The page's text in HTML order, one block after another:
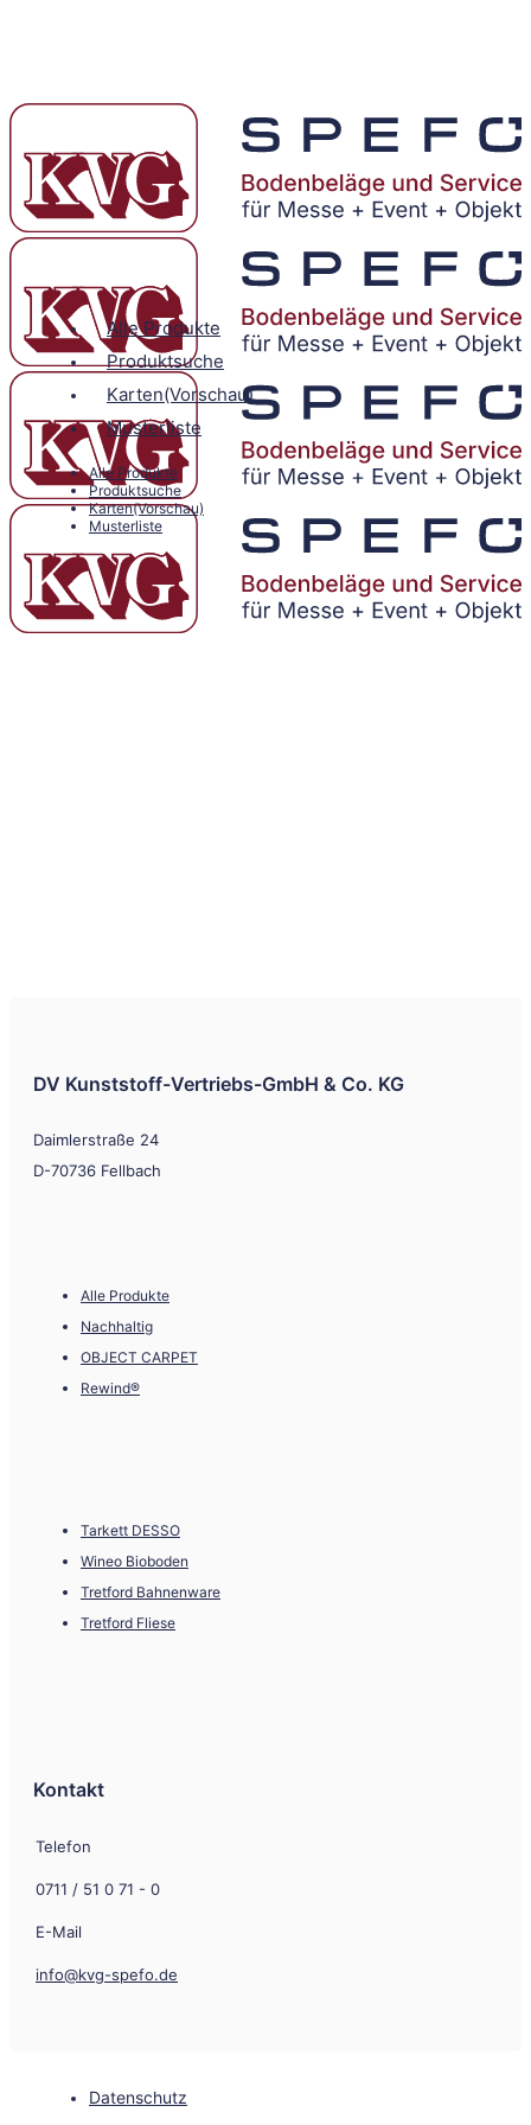
Alle Produkte
Produktsuche
Karten(Vorschau)
Musterliste
Alle Produkte
Produktsuche
Karten(Vorschau)
Musterliste
DV Kunststoff-Vertriebs-GmbH & Co. KG
Daimlerstraße 24
D-70736 Fellbach
Alle Produkte
Nachhaltig
OBJECT CARPET
Rewind®
Tarkett DESSO
Wineo Bioboden
Tretford Bahnenware
Tretford Fliese
Kontakt
Telefon
0711 / 51 0 71 - 0
E-Mail
info@kvg-spefo.de
Datenschutz